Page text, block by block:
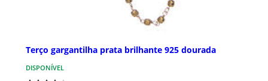
Terço gargantilha prata brilhante 925 dourada
DISPONÍVEL